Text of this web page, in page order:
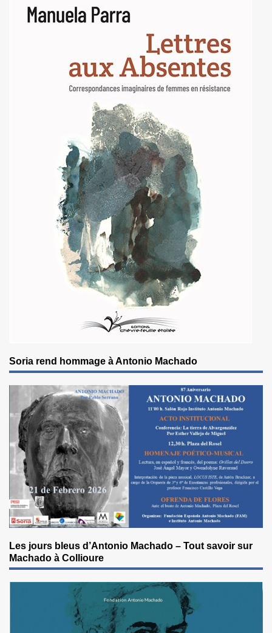
Soria rend hommage à Antonio Machado
Les jours bleus d’Antonio Machado – Tout savoir sur
Machado à Collioure